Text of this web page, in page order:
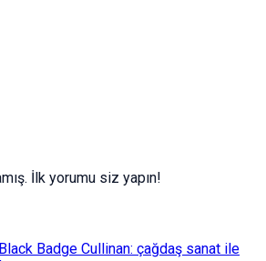
İlk yorumu siz yapın!